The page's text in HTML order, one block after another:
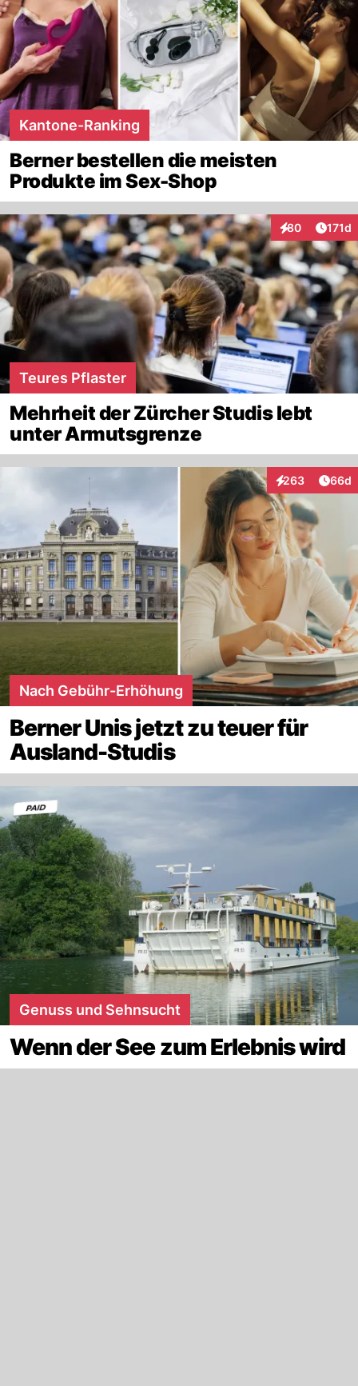
Kantone-Ranking
Berner bestellen die meisten
Produkte im Sex-Shop
80
Interaktionen
171d
Teures Pflaster
Mehrheit der Zürcher Studis lebt
unter Armutsgrenze
263
Interaktionen
66d
Nach Gebühr-Erhöhung
Berner Unis jetzt zu teuer für
Ausland-Studis
Genuss und Sehnsucht
Wenn der See zum Erlebnis wird